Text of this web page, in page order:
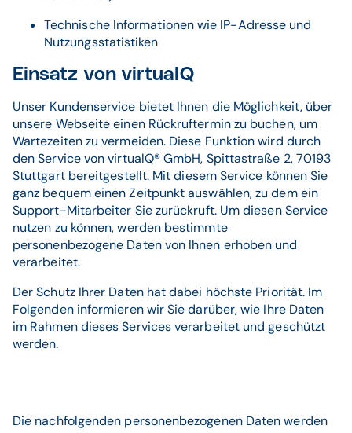
Technische Informationen wie IP-Adresse und
Nutzungsstatistiken
Einsatz von virtualQ
Unser Kundenservice bietet Ihnen die Möglichkeit, über
unsere Webseite einen Rückruftermin zu buchen, um
Wartezeiten zu vermeiden. Diese Funktion wird durch
den Service von virtualQ® GmbH, Spittastraße 2, 70193
Stuttgart bereitgestellt. Mit diesem Service können Sie
ganz bequem einen Zeitpunkt auswählen, zu dem ein
Support-Mitarbeiter Sie zurückruft. Um diesen Service
nutzen zu können, werden bestimmte
personenbezogene Daten von Ihnen erhoben und
verarbeitet.
Der Schutz Ihrer Daten hat dabei höchste Priorität. Im
Folgenden informieren wir Sie darüber, wie Ihre Daten
im Rahmen dieses Services verarbeitet und geschützt
werden.
Die nachfolgenden personenbezogenen Daten werden